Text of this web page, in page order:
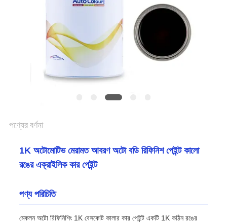
গোপনীয়তা
পণ্যের বর্ণনা
1K অটোমোটিভ মেরামত আবরণ অটো বডি রিফিনিশ পেইন্ট কালো
রঙের এক্রাইলিক কার পেইন্ট
পণ্য পরিচিতি
মেকলন অটো রিফিনিশিং 1K বেসকোট কালার কার পেইন্ট একটি 1K কঠিন রঙের